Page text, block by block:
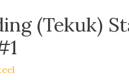
(Tekuk)